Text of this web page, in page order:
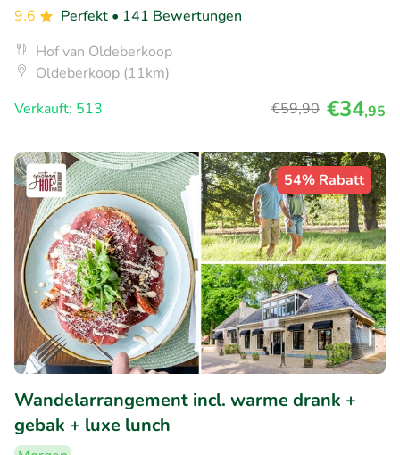
9.6
Perfekt • 141 Bewertungen
Hof van Oldeberkoop
Oldeberkoop (11km)
Verkauft: 513
€59,90 €34,95
54% Rabatt
Wandelarrangement incl. warme drank +
gebak + luxe lunch